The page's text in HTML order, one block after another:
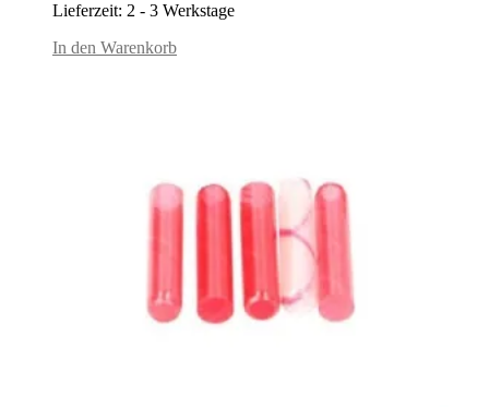
Lieferzeit: 2 - 3 Werkstage
In den Warenkorb